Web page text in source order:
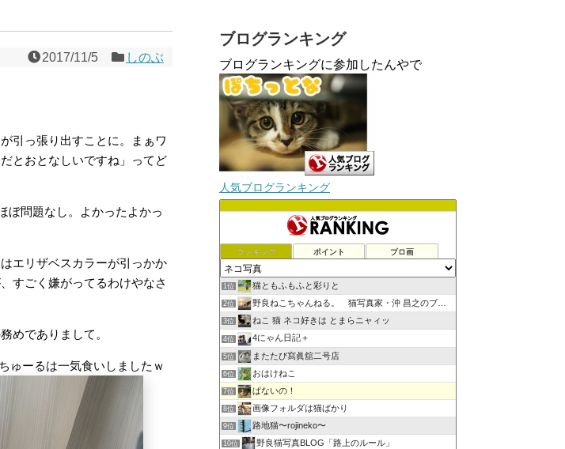
2017/11/5 しのぶ
引っ張り出すことに。まぁワ
とおとなしいですね」ってど
ぼ問題なし。よかったよかっ
エリザベスカラーが引っかか
すごく嫌がってるわけやなさ
めでありまして。
ゅーるは一気食いしましたｗ
ブログランキング
ブログランキングに参加したんやで
人気ブログランキング
ランキング ポイント ブロ画
1位 猫ともふもふと彩りと
2位 野良ねこちゃんねる。 猫写真家・沖 昌之のブログ
3位 ねこ 猫 ネコ好きは とまらニャィッ
4位 4にゃん日記＋
5位 またたび寫眞舘二号店
6位 おはけねこ
7位 ぱないの！
8位 画像フォルダは猫ばかり
9位 路地猫〜rojineko〜
10位 野良猫写真BLOG「路上のルール」